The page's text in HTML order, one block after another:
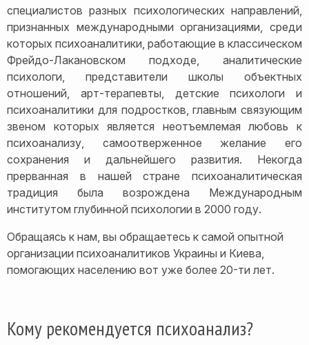
специалистов разных психологических направлений,
признанных международными организациями, среди
которых психоаналитики, работающие в классическом
Фрейдо-Лакановском подходе, аналитические
психологи, представители школы объектных
отношений, арт-терапевты, детские психологи и
психоаналитики для подростков, главным связующим
звеном которых является неотъемлемая любовь к
психоанализу, самоотверженное желание его
сохранения и дальнейшего развития. Некогда
прерванная в нашей стране психоаналитическая
традиция была возрождена Международным
институтом глубинной психологии в 2000 году.
Обращаясь к нам, вы обращаетесь к самой опытной
организации психоаналитиков Украины и Киева,
помогающих населению вот уже более 20-ти лет.
Кому рекомендуется психоанализ?